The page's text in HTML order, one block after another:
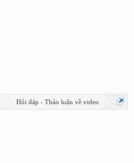
Hỏi đáp - Thảo luận về video